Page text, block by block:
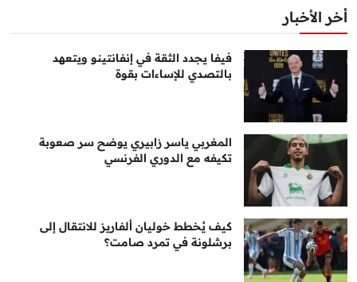
أخر الأخبار
فيفا يجدد الثقة في إنفانتينو ويتعهد
بالتصدي للإساءات بقوة
المغربي ياسر زابيري يوضح سر صعوبة
تكيفه مع الدوري الفرنسي
كيف يُخطط خوليان ألفاريز للانتقال إلى
برشلونة في تمرد صامت؟